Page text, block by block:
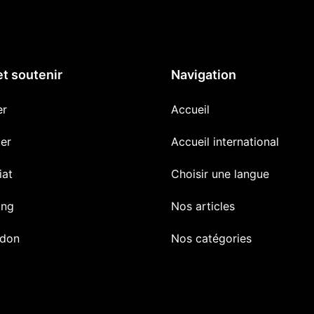
soutenir Navigation
Accueil
Accueil international
Choisir une langue
Nos articles
Nos catégories